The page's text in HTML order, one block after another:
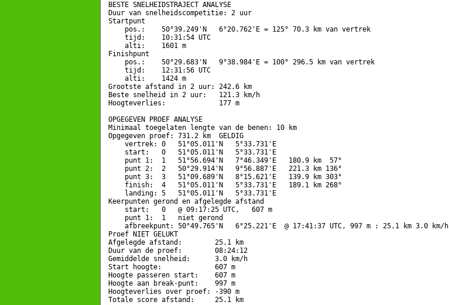
BESTE SNELHEIDSTRAJECT ANALYSE
Duur van snelheidscompetitie: 2 uur
Startpunt
    pos.:    50°39.249'N   6°20.762'E = 125° 70.3 km van vertrek
    tijd:    10:31:54 UTC
    alti:    1601 m
Finishpunt
    pos.:    50°29.683'N   9°38.984'E = 100° 296.5 km van vertrek
    tijd:    12:31:56 UTC
    alti:    1424 m
Grootste afstand in 2 uur: 242.6 km
Beste snelheid in 2 uur:   121.3 km/h
Hoogteverlies:             177 m
OPGEGEVEN PROEF ANALYSE
Minimaal toegelaten lengte van de benen: 10 km
Opgegeven proef: 731.2 km  GELDIG
    vertrek: 0   51°05.011'N   5°33.731'E
    start:   0   51°05.011'N   5°33.731'E
    punt 1:  1   51°56.694'N   7°46.349'E   180.9 km  57°
    punt 2:  2   50°29.914'N   9°56.887'E   221.3 km 136°
    punt 3:  3   51°09.689'N   8°15.621'E   139.9 km 303°
    finish:  4   51°05.011'N   5°33.731'E   189.1 km 268°
    landing: 5   51°05.011'N   5°33.731'E
Keerpunten gerond en afgelegde afstand
    start:   0   @ 09:17:25 UTC,   607 m
    punt 1:  1   niet gerond
    afbreekpunt: 50°49.765'N   6°25.221'E  @ 17:41:37 UTC, 997 m : 25.1 km 3.0 km/h
Proef NIET GELUKT
Afgelegde afstand:        25.1 km
Duur van de proef:        08:24:12
Gemiddelde snelheid:      3.0 km/h
Start hoogte:             607 m
Hoogte passeren start:    607 m
Hoogte aan break-punt:    997 m
Hoogteverlies over proef: -390 m
Totale score afstand:     25.1 km